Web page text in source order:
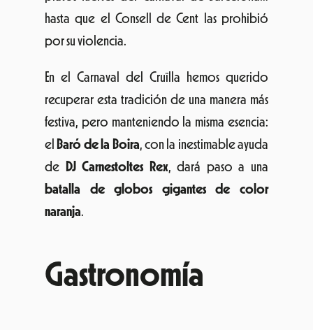
hasta que el Consell de Cent las prohibió
por su violencia.
En el Carnaval del Cruïlla hemos querido
recuperar esta tradición de una manera más
festiva, pero manteniendo la misma esencia:
el Baró de la Boira, con la inestimable ayuda
de DJ Carnestoltes Rex, dará paso a una
batalla de globos gigantes de color
naranja.
Gastronomía